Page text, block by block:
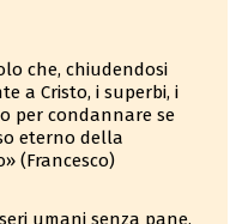
che, chiudendosi
a Cristo, i superbi, i
per condannare se
eterno della
(Francesco)
umani senza pane,